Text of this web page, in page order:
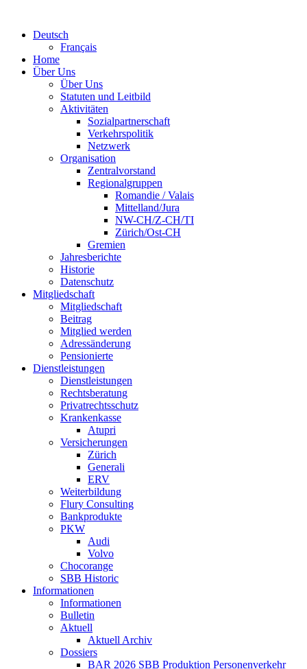
Deutsch
Français
Home
Über Uns
Über Uns
Statuten und Leitbild
Aktivitäten
Sozialpartnerschaft
Verkehrspolitik
Netzwerk
Organisation
Zentralvorstand
Regionalgruppen
Romandie / Valais
Mittelland/Jura
NW-CH/Z-CH/TI
Zürich/Ost-CH
Gremien
Jahresberichte
Historie
Datenschutz
Mitgliedschaft
Mitgliedschaft
Beitrag
Mitglied werden
Adressänderung
Pensionierte
Dienstleistungen
Dienstleistungen
Rechtsberatung
Privatrechtsschutz
Krankenkasse
Atupri
Versicherungen
Zürich
Generali
ERV
Weiterbildung
Flury Consulting
Bankprodukte
PKW
Audi
Volvo
Chocorange
SBB Historic
Informationen
Informationen
Bulletin
Aktuell
Aktuell Archiv
Dossiers
BAR 2026 SBB Produktion Personenverkehr